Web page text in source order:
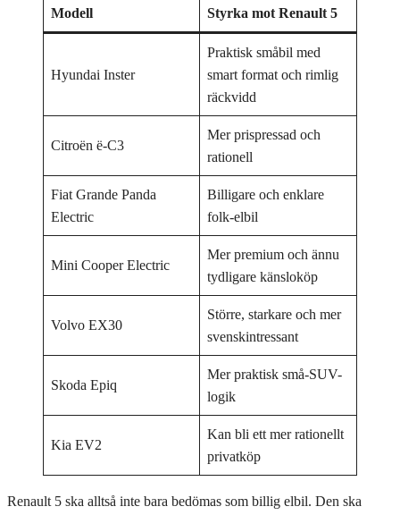
Modell Styrka mot Renault 5
Hyundai Inster
Praktisk småbil med
smart format och rimlig
räckvidd
Citroën ë-C3
Mer prispressad och
rationell
Fiat Grande Panda
Electric
Billigare och enklare
folk-elbil
Mini Cooper Electric
Mer premium och ännu
tydligare känsloköp
Volvo EX30
Större, starkare och mer
svenskintressant
Skoda Epiq
Mer praktisk små-SUV-
logik
Kia EV2
Kan bli ett mer rationellt
privatköp
Renault 5 ska alltså inte bara bedömas som billig elbil. Den ska